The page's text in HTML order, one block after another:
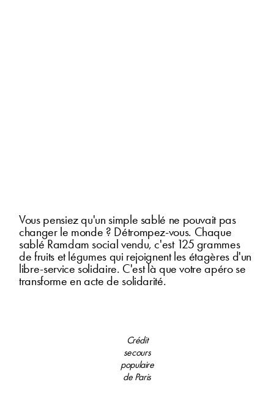
Vous pensiez qu'un simple sablé ne pouvait pas
changer le monde ? Détrompez-vous. Chaque
sablé Ramdam social vendu, c'est 125 grammes
de fruits et légumes qui rejoignent les étagères d'un
libre-service solidaire. C'est là que votre apéro se
transforme en acte de solidarité.
Crédit
secours
populaire
de Paris